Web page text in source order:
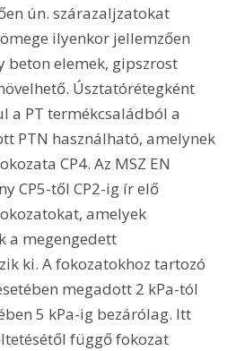
ún. szárazaljzatokat
ilyenkor jellemzően
beton elemek, gipszrost
Úsztatórétegként
a PT termékcsaládból a
PTN használható, amelynek
CP4. Az MSZ EN
CP5-től CP2-ig ír elő
amelyek
a megengedett
ki. A fokozatokhoz tartozó
megadott 2 kPa-tól
5 kPa-ig bezárólag. Itt
függő fokozat